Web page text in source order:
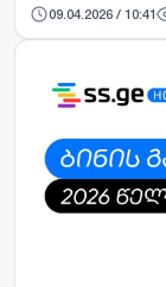
აღდგომას,
09.04.2026 / 10:41